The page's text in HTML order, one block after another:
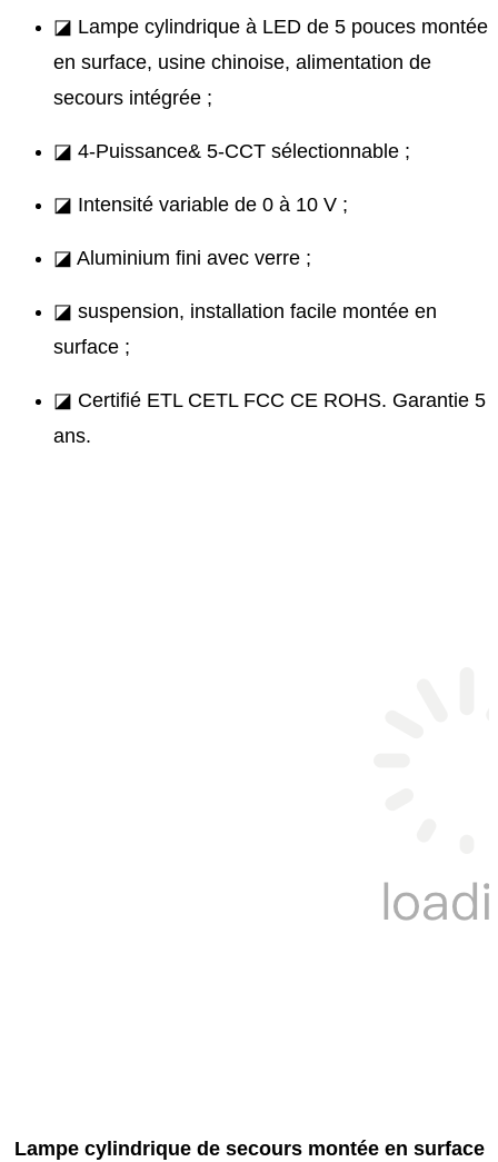
◪ Lampe cylindrique à LED de 5 pouces montée
en surface, usine chinoise, alimentation de
secours intégrée ;
◪ 4-Puissance& 5-CCT sélectionnable ;
◪ Intensité variable de 0 à 10 V ;
◪ Aluminium fini avec verre ;
◪ suspension, installation facile montée en
surface ;
◪ Certifié ETL CETL FCC CE ROHS. Garantie 5
ans.
Lampe cylindrique de secours montée en surface